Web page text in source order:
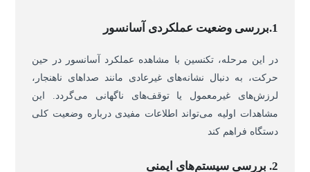
1. بررسی وضعیت عملکردی آسانسور
در این مرحله، تکنسین با مشاهده عملکرد آسانسور در حین
حرکت، به دنبال نشانه‌های غیرعادی مانند صداهای ناهنجار،
لرزش‌های غیرمعمول یا توقف‌های ناگهانی می‌گردد. این
مشاهدات اولیه می‌تواند اطلاعات مفیدی درباره وضعیت کلی
دستگاه فراهم کند
2. بررسی سیستم‌های ایمنی